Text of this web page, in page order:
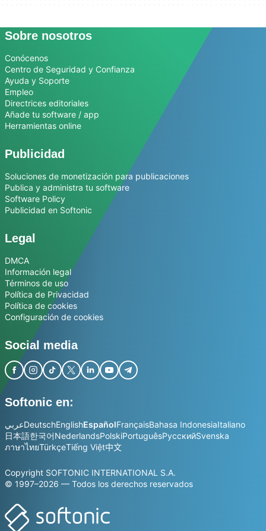
Sobre nosotros
Conócenos
Centro de Seguridad y Confianza
Ayuda y Soporte
Empleo
Directrices editoriales
Añade tu software / app
Herramientas online
Publicidad
Soluciones de monetización para publicaciones
Publica y administra tu software
Software Policy
Publicidad en Softonic
Legal
DMCA
Información legal
Términos de uso
Política de Privacidad
Política de cookies
Configuración de cookies
Social media
Softonic en:
عربيDeutschEnglishEspañolFrançaisBahasa IndonesiaItaliano
日本語한국어NederlandsPolskiPortuguêsРусскийSvenska
ภาษาไทยTürkçeTiếng Việt中文
Copyright SOFTONIC INTERNATIONAL S.A.
© 1997–2026 — Todos los derechos reservados